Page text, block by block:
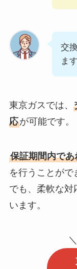
交
ま
東京ガスでは、
応が可能です。
保証期間内で
を行うことが
でも、柔軟な対
います。